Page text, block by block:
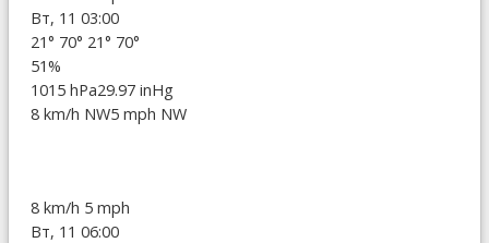
Вт, 11 03:00
21° 70° 21° 70°
51%
1015 hPa29.97 inHg
8 km/h NW5 mph NW
8 km/h 5 mph
Вт, 11 06:00